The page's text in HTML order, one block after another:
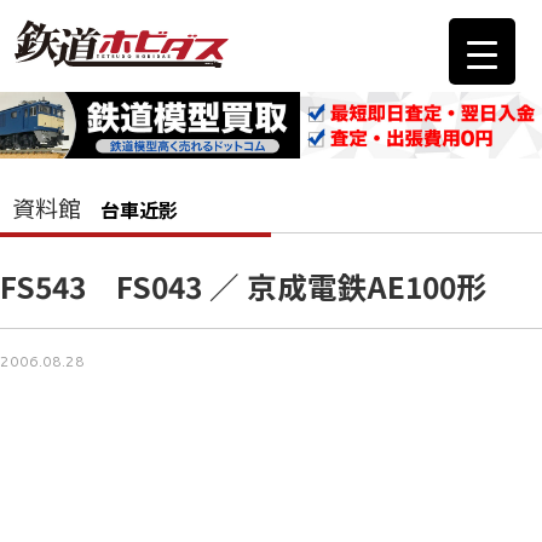
資料館 台車近影
FS543 FS043 ／ 京成電鉄AE100形
2006.08.28